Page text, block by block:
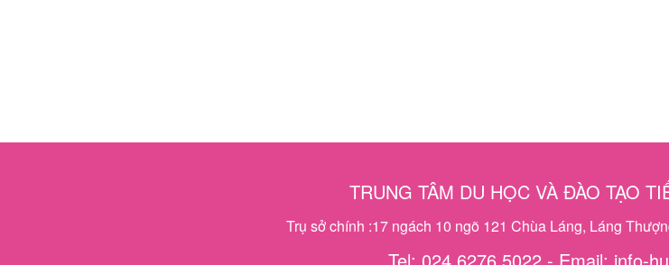
TRUNG TÂM DU HỌC VÀ ĐÀO TẠO
Trụ sở chính :17 ngách 10 ngõ 121 Chùa Láng, Láng